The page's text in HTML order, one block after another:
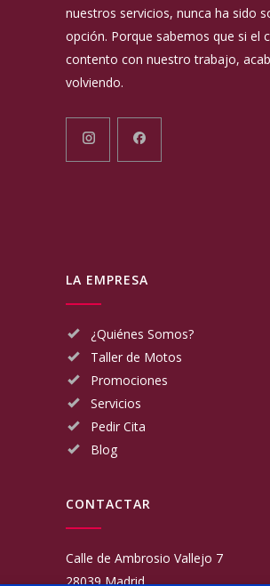
nuestros servicios, nunca ha sido
opción. Porque sabemos que si el
contento con nuestro trabajo,
volviendo.
LA EMPRESA
¿Quiénes Somos?
Taller de Motos
Promociones
Servicios
Pedir Cita
Blog
CONTACTAR
Calle de Ambrosio Vallejo 7
28039 Madrid